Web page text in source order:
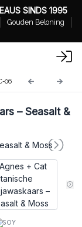
SINDS 1995
Gouden Beloning
06
– Seasalt &
SOY